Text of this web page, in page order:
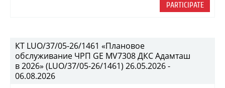
PARTICIPATE
КТ LUO/37/05-26/1461 «Плановое
обслуживание ЧРП GE MV7308 ДКС Адамташ
в 2026» (LUO/37/05-26/1461) 26.05.2026 -
06.08.2026